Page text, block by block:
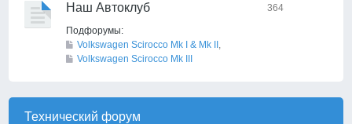
Наш Автоклуб
Подфорумы:
Volkswagen Scirocco Mk I & Mk II ,
Volkswagen Scirocco Mk III
364
Технический форyм